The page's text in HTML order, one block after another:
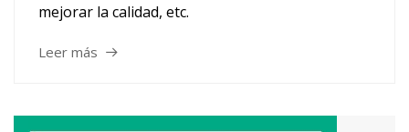
mejorar la calidad, etc.
Leer más